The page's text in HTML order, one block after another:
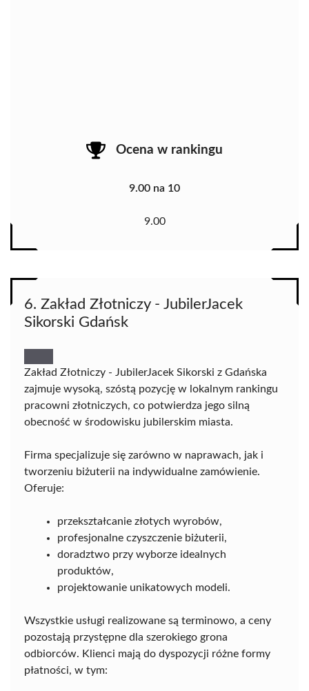
Ocena w rankingu
9.00 na 10
9.00
6. Zakład Złotniczy - JubilerJacek
Sikorski Gdańsk
Zakład Złotniczy - JubilerJacek Sikorski z Gdańska
zajmuje wysoką, szóstą pozycję w lokalnym rankingu
pracowni złotniczych, co potwierdza jego silną
obecność w środowisku jubilerskim miasta.
Firma specjalizuje się zarówno w naprawach, jak i
tworzeniu biżuterii na indywidualne zamówienie.
Oferuje:
przekształcanie złotych wyrobów,
profesjonalne czyszczenie biżuterii,
doradztwo przy wyborze idealnych
produktów,
projektowanie unikatowych modeli.
Wszystkie usługi realizowane są terminowo, a ceny
pozostają przystępne dla szerokiego grona
odbiorców. Klienci mają do dyspozycji różne formy
płatności, w tym: